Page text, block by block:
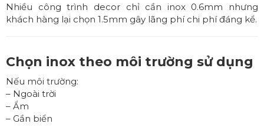
Nhiều công trình decor chỉ cần inox 0.6mm nhưng
khách hàng lại chọn 1.5mm gây lãng phí chi phí đáng kể.
Chọn inox theo môi trường sử dụng
Nếu môi trường:
– Ngoài trời
– Ẩm
– Gần biển